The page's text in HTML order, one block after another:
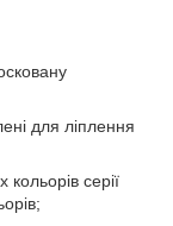
для ліплення
серії